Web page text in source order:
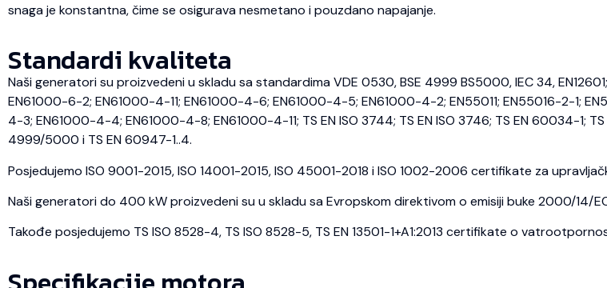
snaga je konstantna, čime se osigurava nesmetano i pouzdano napajanje.
Standardi kvaliteta
Naši generatori su proizvedeni u skladu sa standardima VDE 0530, BSE 4999 BS5000, IEC 34,
EN61000-6-2; EN61000-4-11; EN61000-4-6; EN61000-4-5; EN61000-4-2; EN55011; EN55016-2-1;
4-3; EN61000-4-4; EN61000-4-8; EN61000-4-11; TS EN ISO 3744; TS EN ISO 3746; TS EN 60034-1;
4999/5000 i TS EN 60947-1..4.
Posjedujemo ISO 9001-2015, ISO 14001-2015, ISO 45001-2018 i ISO 1002-2006 certifikate za
Naši generatori do 400 kW proizvedeni su u skladu sa Evropskom direktivom o emisiji buke 2000/14/
Takođe posjedujemo TS ISO 8528-4, TS ISO 8528-5, TS EN 13501-1+A1:2013 certifikate o